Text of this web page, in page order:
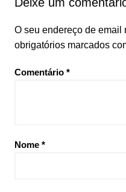
O seu endereço de email
obrigatórios marcados
Comentário *
Nome *